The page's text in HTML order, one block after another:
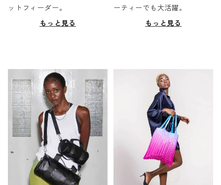
ットフィーダー。
もっと見る
ーティーでも大活躍。
もっと見る